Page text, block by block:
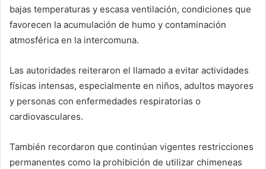
bajas temperaturas y escasa ventilación, condiciones que
favorecen la acumulación de humo y contaminación
atmosférica en la intercomuna.
Las autoridades reiteraron el llamado a evitar actividades
físicas intensas, especialmente en niños, adultos mayores
y personas con enfermedades respiratorias o
cardiovasculares.
También recordaron que continúan vigentes restricciones
permanentes como la prohibición de utilizar chimeneas